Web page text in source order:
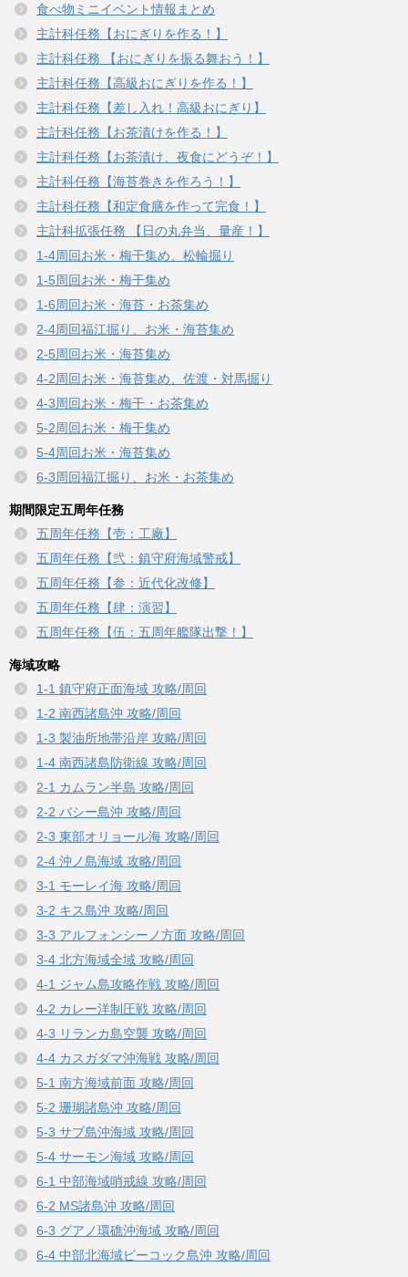
食べ物ミニイベント情報まとめ
主計科任務【おにぎりを作る！】
主計科任務 【おにぎりを振る舞おう！】
主計科任務【高級おにぎりを作る！】
主計科任務【差し入れ！高級おにぎり】
主計科任務【お茶漬けを作る！】
主計科任務【お茶漬け、夜食にどうぞ！】
主計科任務【海苔巻きを作ろう！】
主計科任務【和定食膳を作って完食！】
主計科拡張任務 【日の丸弁当、量産！】
1-4周回お米・梅干集め、松輪掘り
1-5周回お米・梅干集め
1-6周回お米・海苔・お茶集め
2-4周回福江掘り、お米・海苔集め
2-5周回お米・海苔集め
4-2周回お米・海苔集め、佐渡・対馬掘り
4-3周回お米・梅干・お茶集め
5-2周回お米・梅干集め
5-4周回お米・海苔集め
6-3周回福江掘り、お米・お茶集め
期間限定五周年任務
五周年任務【壱：工廠】
五周年任務【弐：鎮守府海域警戒】
五周年任務【参：近代化改修】
五周年任務【肆：演習】
五周年任務【伍：五周年艦隊出撃！】
海域攻略
1-1 鎮守府正面海域 攻略/周回
1-2 南西諸島沖 攻略/周回
1-3 製油所地帯沿岸 攻略/周回
1-4 南西諸島防衛線 攻略/周回
2-1 カムラン半島 攻略/周回
2-2 バシー島沖 攻略/周回
2-3 東部オリョール海 攻略/周回
2-4 沖ノ島海域 攻略/周回
3-1 モーレイ海 攻略/周回
3-2 キス島沖 攻略/周回
3-3 アルフォンシーノ方面 攻略/周回
3-4 北方海域全域 攻略/周回
4-1 ジャム島攻略作戦 攻略/周回
4-2 カレー洋制圧戦 攻略/周回
4-3 リランカ島空襲 攻略/周回
4-4 カスガダマ沖海戦 攻略/周回
5-1 南方海域前面 攻略/周回
5-2 珊瑚諸島沖 攻略/周回
5-3 サブ島沖海域 攻略/周回
5-4 サーモン海域 攻略/周回
6-1 中部海域哨戒線 攻略/周回
6-2 MS諸島沖 攻略/周回
6-3 グアノ環礁沖海域 攻略/周回
6-4 中部北海域ピーコック島沖 攻略/周回